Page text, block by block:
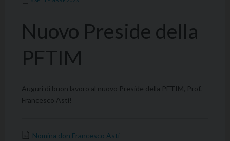
Nuovo Preside della
PFTIM
Auguri di buon lavoro al nuovo Preside della PFTIM, Prof.
Francesco Asti!
Nomina don Francesco Asti